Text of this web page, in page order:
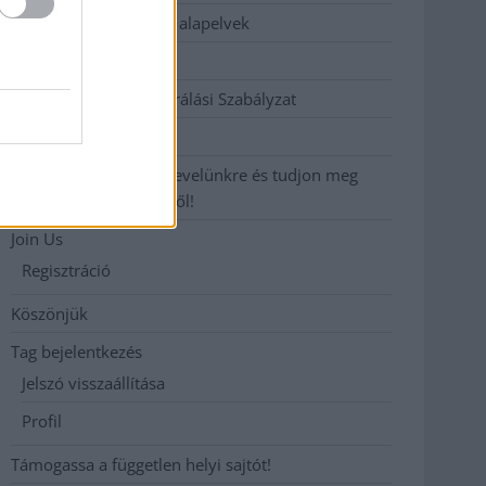
Etikai és függetlenségi alapelvek
Hozzászólási és Moderálási Szabályzat
Iratkozzon fel heti hírlevelünkre és tudjon meg
még többet megyénkről!
Join Us
Regisztráció
Köszönjük
Tag bejelentkezés
Jelszó visszaállítása
Profil
Támogassa a független helyi sajtót!